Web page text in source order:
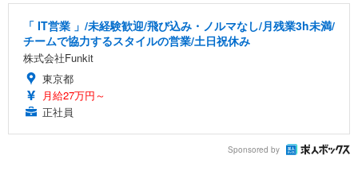
「 IT営業 」/未経験歓迎/飛び込み・ノルマなし/月残業3h未満/
チームで協力するスタイルの営業/土日祝休み
株式会社Funkit
東京都
月給27万円～
正社員
Sponsored by